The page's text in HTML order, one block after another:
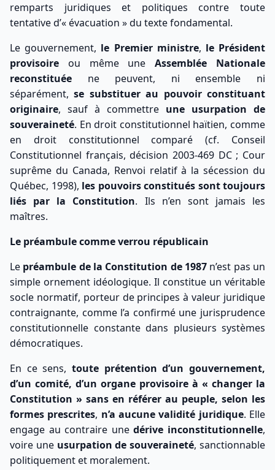
remparts juridiques et politiques contre toute
tentative d’« évacuation » du texte fondamental.
Le gouvernement, le Premier ministre, le Président
provisoire ou même uneAssemblée Nationale
reconstituée ne peuvent, ni ensemble ni
séparément,se substituer au pouvoir constituant
originaire, sauf à commettre une usurpation de
souveraineté. En droit constitutionnel haïtien, comme
en droit constitutionnel comparé (cf. Conseil
Constitutionnel français, décision 2003-469 DC ; Cour
suprême du Canada, Renvoi relatif à la sécession du
Québec, 1998), les pouvoirs constitués sont toujours
liés par la Constitution. Ils n’en sont jamais les
maîtres.
Le préambule comme verrou républicain
Le préambule de la Constitution de 1987 n’est pas un
simple ornement idéologique. Il constitue un véritable
socle normatif, porteur de principes à valeur juridique
contraignante, comme l’a confirmé une jurisprudence
constitutionnelle constante dans plusieurs systèmes
démocratiques.
En ce sens, toute prétention d’un gouvernement,
d’un comité, d’un organe provisoire à « changer la
Constitution » sans en référer au peuple, selon les
formes prescrites, n’a aucune validité juridique. Elle
engage au contraire unedérive inconstitutionnelle,
voire une usurpation de souveraineté, sanctionnable
politiquement et moralement.